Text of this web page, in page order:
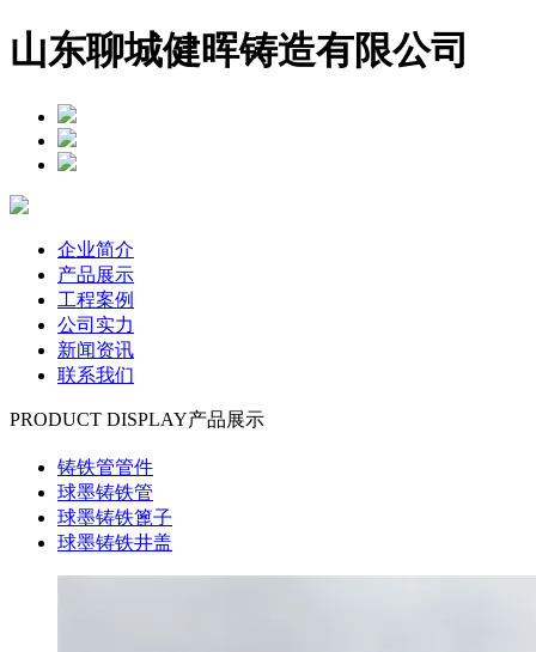
山东聊城健晖铸造有限公司
企业简介
产品展示
工程案例
公司实力
新闻资讯
联系我们
PRODUCT DISPLAY产品展示
铸铁管管件
球墨铸铁管
球墨铸铁篦子
球墨铸铁井盖